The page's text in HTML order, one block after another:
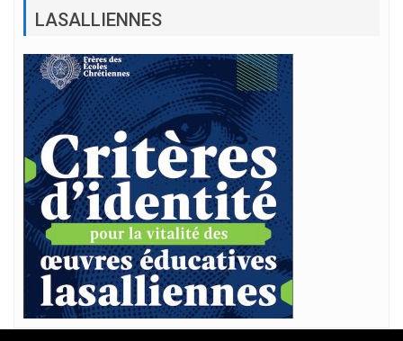
LASALLIENNES